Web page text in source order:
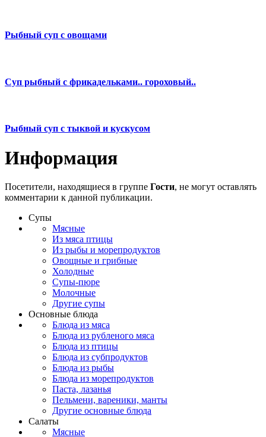
Рыбный суп с овощами
Суп рыбный с фрикадельками.. гороховый..
Рыбный суп с тыквой и кускусом
Информация
Посетители, находящиеся в группе Гости, не могут оставлять
комментарии к данной публикации.
Супы
Мясные
Из мяса птицы
Из рыбы и морепродуктов
Овощные и грибные
Холодные
Супы-пюре
Молочные
Другие супы
Основные блюда
Блюда из мяса
Блюда из рубленого мяса
Блюда из птицы
Блюда из субпродуктов
Блюда из рыбы
Блюда из морепродуктов
Паста, лазанья
Пельмени, вареники, манты
Другие основные блюда
Салаты
Мясные